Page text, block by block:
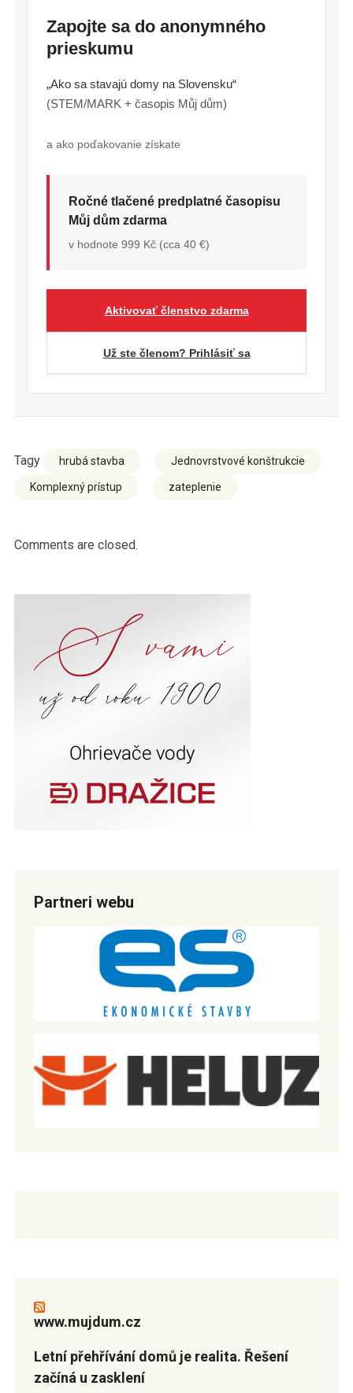
Zapojte sa do anonymného
prieskumu
„Ako sa stavajú domy na Slovensku“
(STEM/MARK + časopis Můj dům)
a ako poďakovanie získate
Ročné tlačené predplatné časopisu
Můj dům zdarma
v hodnote 999 Kč (cca 40 €)
Aktivovať členstvo zdarma
Už ste členom? Prihlásiť sa
Tagy hrubá stavba Jednovrstvové konštrukcie
Komplexný prístup zateplenie
Comments are closed.
Partneri webu
www.mujdum.cz
Letní přehřívání domů je realita. Řešení
začíná u zasklení